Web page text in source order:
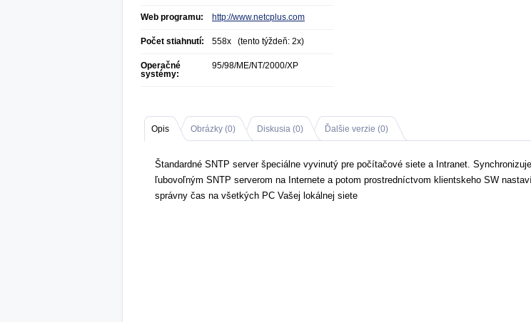
Web programu: http://www.netcplus.com
Počet stiahnutí: 558x (tento týždeň: 2x)
Operačné
systémy:
95/98/ME/NT/2000/XP
Opis Obrázky (0) Diskusia (0) Ďalšie verzie (0)
Štandardné SNTP server špeciálne vyvinutý pre počítačové siete a Intranet.
ľubovoľným SNTP serverom na Internete a potom prostredníctvom klientskeho SW
správny čas na všetkých PC Vašej lokálnej siete